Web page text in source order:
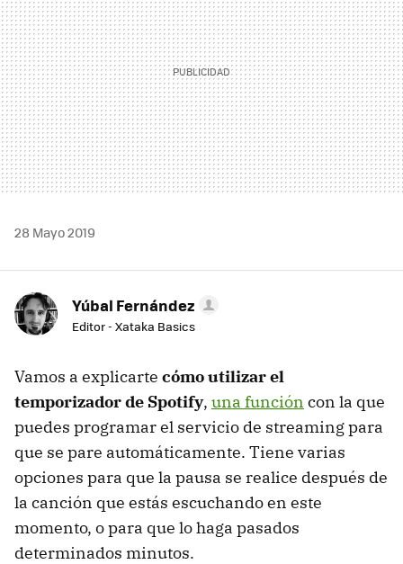
28 Mayo 2019
Yúbal Fernández
Editor - Xataka Basics
Vamos a explicarte cómo utilizar el
temporizador de Spotify, una función con la que
puedes programar el servicio de streaming para
que se pare automáticamente. Tiene varias
opciones para que la pausa se realice después de
la canción que estás escuchando en este
momento, o para que lo haga pasados
determinados minutos.